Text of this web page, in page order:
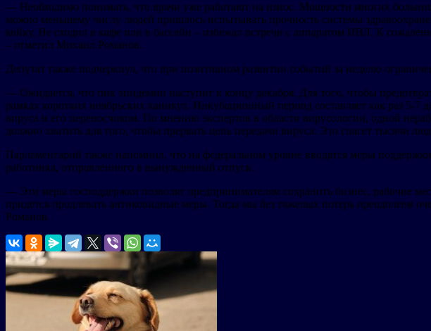
— Необходимо понимать, что врачи уже работают на износ. Мощности многих
можно меньшему числу людей пришлось испытывать прочность системы
койку. Не сходил в кафе или в бассейн – избежал встречи с аппаратом ИВЛ. К
– отметил Михаил Романов.
Депутат также подчеркнул, что при позитивном развитии событий за неделю
— Ожидается, что пик эпидемии наступит к концу декабря. Для того, чтобы
рамках коротких ноябрьских каникул. Инкубационный период составляет как раз 5-7
вируса и его переносчиком. По мнению экспертов в области вирусологии, одной
должно хватить для того, чтобы прервать цепь передачи вируса. Это спасет тысячи
Парламентарий также напомнил, что на федеральном уровне вводятся меры
работника, отправленного в вынужденный отпуск.
— Эти меры господдержки позволят предпринимателям сохранить бизнес, рабочие
придется продлевать антиковидные меры. Тогда мы без тяжелых потерь преодолеем
Романов.